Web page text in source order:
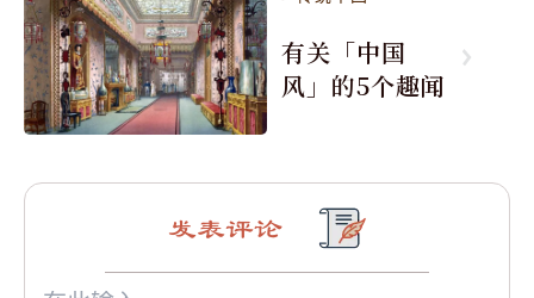
有关「中国
风」的5个趣闻
发表评论